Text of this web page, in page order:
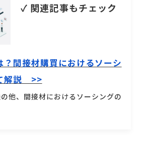
✓ 関連記事もチェック
？間接材購買におけるソーシ
解説 >>
他、間接材におけるソーシングの